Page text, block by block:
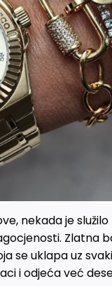
nekada je
Zlatna
se uklapa uz
i odjeća već